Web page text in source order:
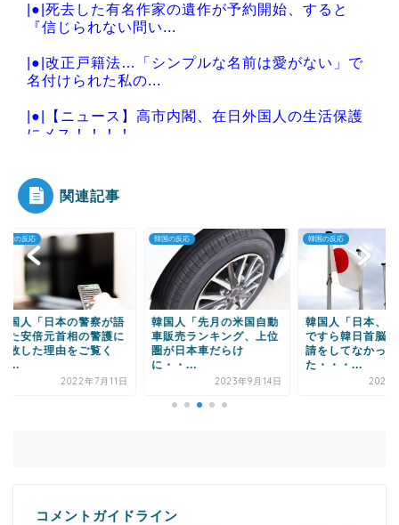
|●|死去した有名作家の遺作が予約開始、すると
『信じられない問い...
|●|改正戸籍法…「シンプルな名前は愛がない」で
名付けられた私の...
|●|【ニュース】高市内閣、在日外国人の生活保護
にメス！！！！
Powered by livedoor 相互RSS
関連記事
反応
人「日本の警察が語
安倍元首相の警護に
した理由をご覧く
2022年7月11日
韓国の反応
韓国人「先月の米国自動
車販売ランキング、上位
圏が日本車だらけ
に・・...
2023年9月14日
韓国の反応
韓国人「日本、G7
ですら韓日首脳会談
請をしてなかっ
た・・・...
2021年7
コメントガイドライン